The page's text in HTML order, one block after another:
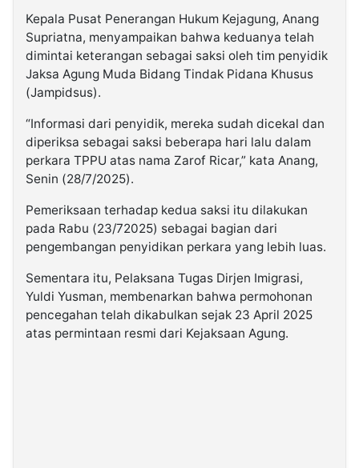
Kepala Pusat Penerangan Hukum Kejagung, Anang
Supriatna, menyampaikan bahwa keduanya telah
dimintai keterangan sebagai saksi oleh tim penyidik
Jaksa Agung Muda Bidang Tindak Pidana Khusus
(Jampidsus).
“Informasi dari penyidik, mereka sudah dicekal dan
diperiksa sebagai saksi beberapa hari lalu dalam
perkara TPPU atas nama Zarof Ricar,” kata Anang,
Senin (28/7/2025).
Pemeriksaan terhadap kedua saksi itu dilakukan
pada Rabu (23/72025) sebagai bagian dari
pengembangan penyidikan perkara yang lebih luas.
Sementara itu, Pelaksana Tugas Dirjen Imigrasi,
Yuldi Yusman, membenarkan bahwa permohonan
pencegahan telah dikabulkan sejak 23 April 2025
atas permintaan resmi dari Kejaksaan Agung.